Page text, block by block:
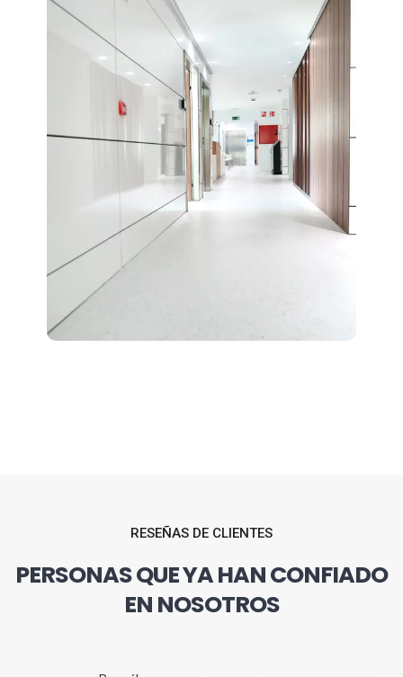
RESEÑAS DE CLIENTES
PERSONAS QUE YA HAN CONFIADO
EN NOSOTROS